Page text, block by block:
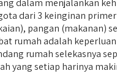
dalam menjalankan
dari 3 keinginan
pangan (makanan)
rumah adalah
rumah selekasnya
yang setiap harinya